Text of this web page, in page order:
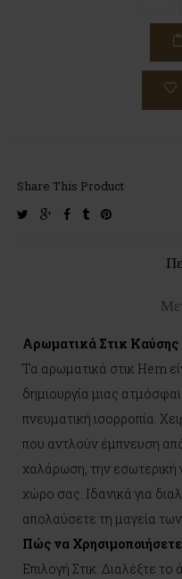
Share This Product
twittergoogle-facebook
tumblrpinterest
Αρωματικά Στικ Καύσης
Τα αρωματικά στικ Hem
δημιουργία μιας
πνευματική ισορροπία.
που αντλούν έμπνευση
χαλάρωση, την εσωτερική
χώρο σας. Ιδανικά για
απολαύσετε τη μαγεία
Πώς να
Επιλογή Στικ: Διαλέξτε